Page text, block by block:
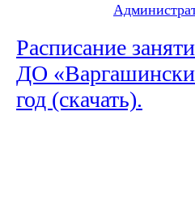
Расписание
ДО
год (скачать).